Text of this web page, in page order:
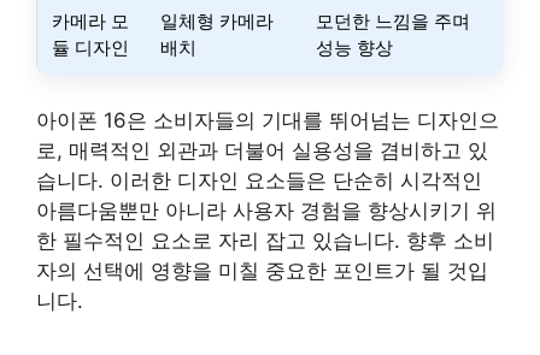
카메라 모
듈 디자인
일체형 카메라
배치
모던한 느낌을 주며
성능 향상
아이폰 16은 소비자들의 기대를 뛰어넘는 디자인으
로, 매력적인 외관과 더불어 실용성을 겸비하고 있
습니다. 이러한 디자인 요소들은 단순히 시각적인
아름다움뿐만 아니라 사용자 경험을 향상시키기 위
한 필수적인 요소로 자리 잡고 있습니다. 향후 소비
자의 선택에 영향을 미칠 중요한 포인트가 될 것입
니다.